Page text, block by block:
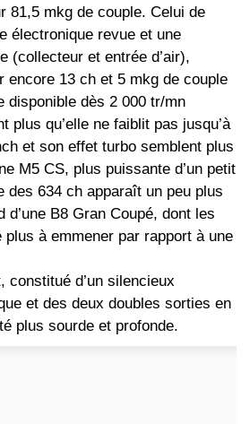
81,5 mkg de couple. Celui de
électronique revue et une
(collecteur et entrée d’air),
encore 13 ch et 5 mkg de couple
disponible dès 2 000 tr/mn
plus qu’elle ne faiblit pas jusqu’à
et son effet turbo semblent plus
M5 CS, plus puissante d’un petit
des 634 ch apparaît un peu plus
d’une B8 Gran Coupé, dont les
plus à emmener par rapport à une
constitué d’un silencieux
et des deux doubles sorties en
plus sourde et profonde.